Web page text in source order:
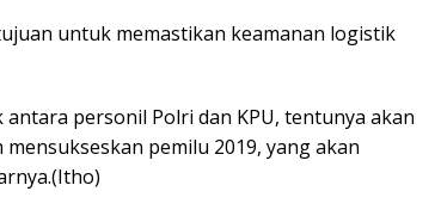
untuk memastikan keamanan logistik
personil Polri dan KPU, tentunya akan
pemilu 2019, yang akan